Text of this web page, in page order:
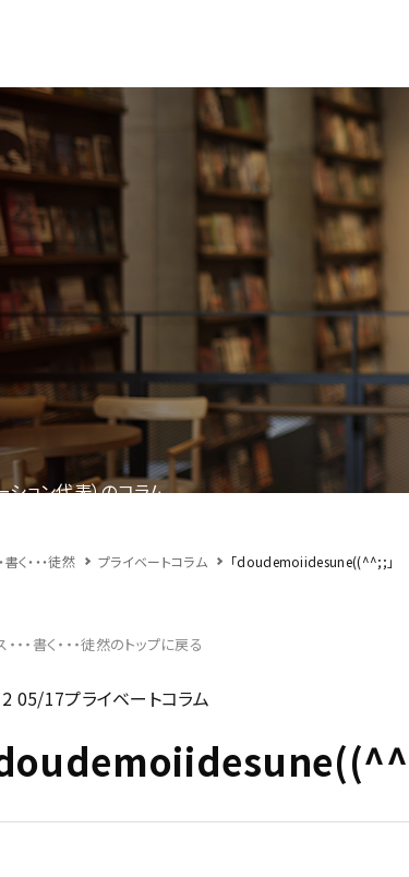
ション代表）のコラム
書く・・・徒然 プライベートコラム 「doudemoiidesune((^^;;」
・・・書く・・・徒然のトップに戻る
05/17プライベートコラム